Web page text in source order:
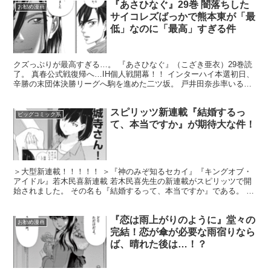
お勧め漫画
『あさひなぐ』29巻 闇落ちした
サイコレズばっかで熊本東が「最
低」なのに「最高」すぎる件
クズっぷりが最高すぎる…。 『あさひなぐ』（こざき亜衣）29巻読
了。 真春公式戦復帰へ…IH個人戦開幕！！ インターハイ本選初日、
辛勝の末団体決勝リーグへ駒を進めた二ツ坂。 戸井田奈歩率いる絶
ビッグコミック系
スピリッツ新連載『結婚するっ
て、本当ですか』が期待大な件！
＞大型新連載！！！！！ ＞『神のみぞ知るセカイ』『キングオブ・
アイドル』若木民喜新連載 若木民喜先生の新連載がスピリッツで開
始されました。 その名も『結婚するって、本当ですか』である。 あ
お勧め漫画
『恋は雨上がりのように』堂々の
完結！恋が傘が必要な雨宿りなら
ば、晴れた後は…！？